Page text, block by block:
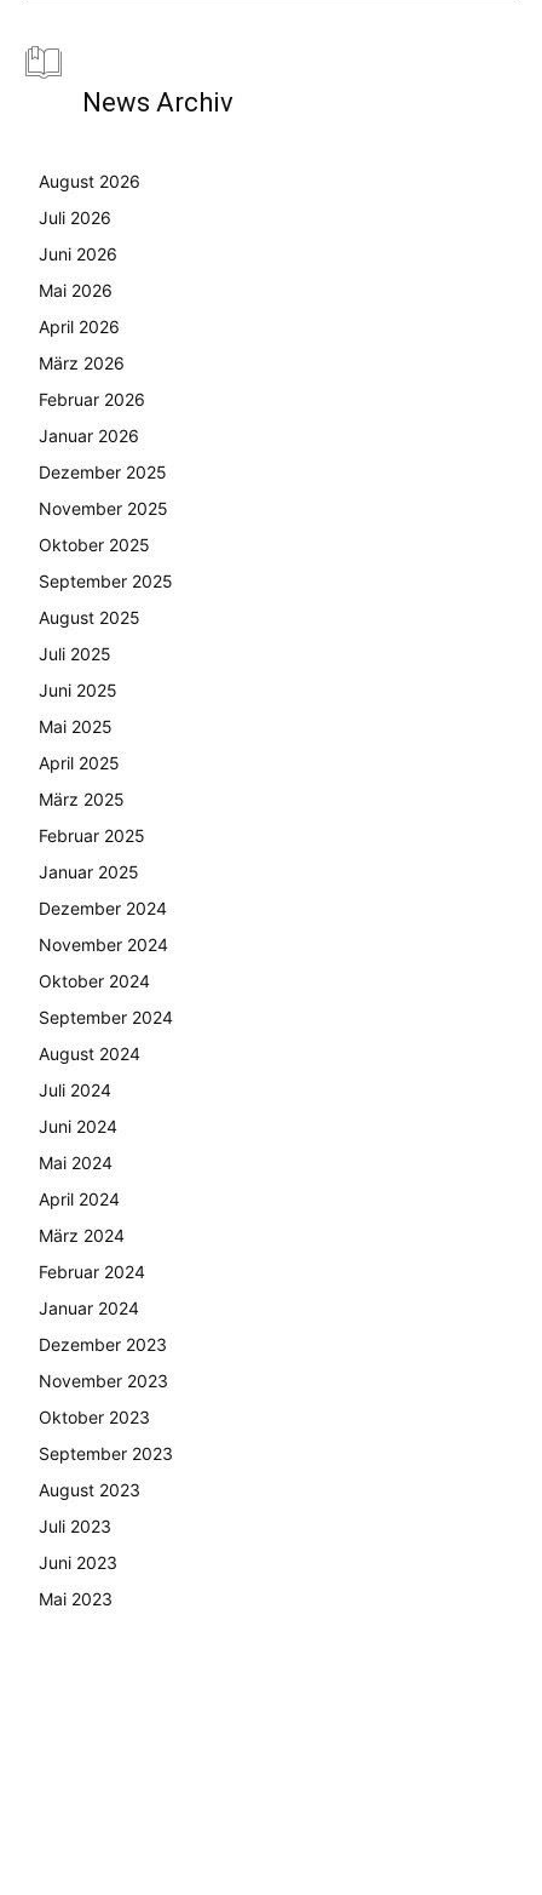
News Archiv
August 2026
Juli 2026
Juni 2026
Mai 2026
April 2026
März 2026
Februar 2026
Januar 2026
Dezember 2025
November 2025
Oktober 2025
September 2025
August 2025
Juli 2025
Juni 2025
Mai 2025
April 2025
März 2025
Februar 2025
Januar 2025
Dezember 2024
November 2024
Oktober 2024
September 2024
August 2024
Juli 2024
Juni 2024
Mai 2024
April 2024
März 2024
Februar 2024
Januar 2024
Dezember 2023
November 2023
Oktober 2023
September 2023
August 2023
Juli 2023
Juni 2023
Mai 2023